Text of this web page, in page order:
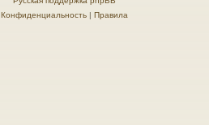
Конфиденциальность| Правила